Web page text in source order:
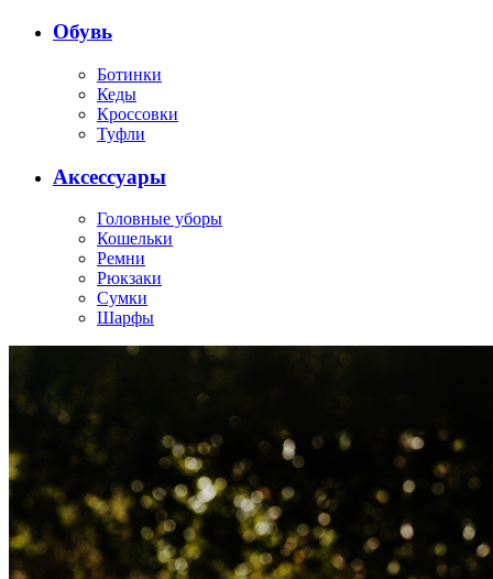
Обувь
Ботинки
Кеды
Кроссовки
Туфли
Аксессуары
Головные уборы
Кошельки
Ремни
Рюкзаки
Сумки
Шарфы